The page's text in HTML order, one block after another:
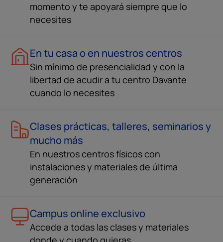
momento y te apoyará siempre que lo
necesites
En tu casa o en nuestros centros
Sin mínimo de presencialidad y con la
libertad de acudir a tu centro Davante
cuando lo necesites
Clases prácticas, talleres, seminarios y
mucho más
En nuestros centros físicos con
instalaciones y materiales de última
generación
Campus online exclusivo
Accede a todas las clases y materiales